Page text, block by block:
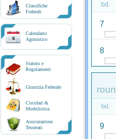
Classifiche
Federali
6
Calendario
Agonistico
Statuto e
Regolamenti
Giustizia Federale
Circolari &
Modulistica
Assicurazione
Tesserati
bd.
7
8
bd.
9